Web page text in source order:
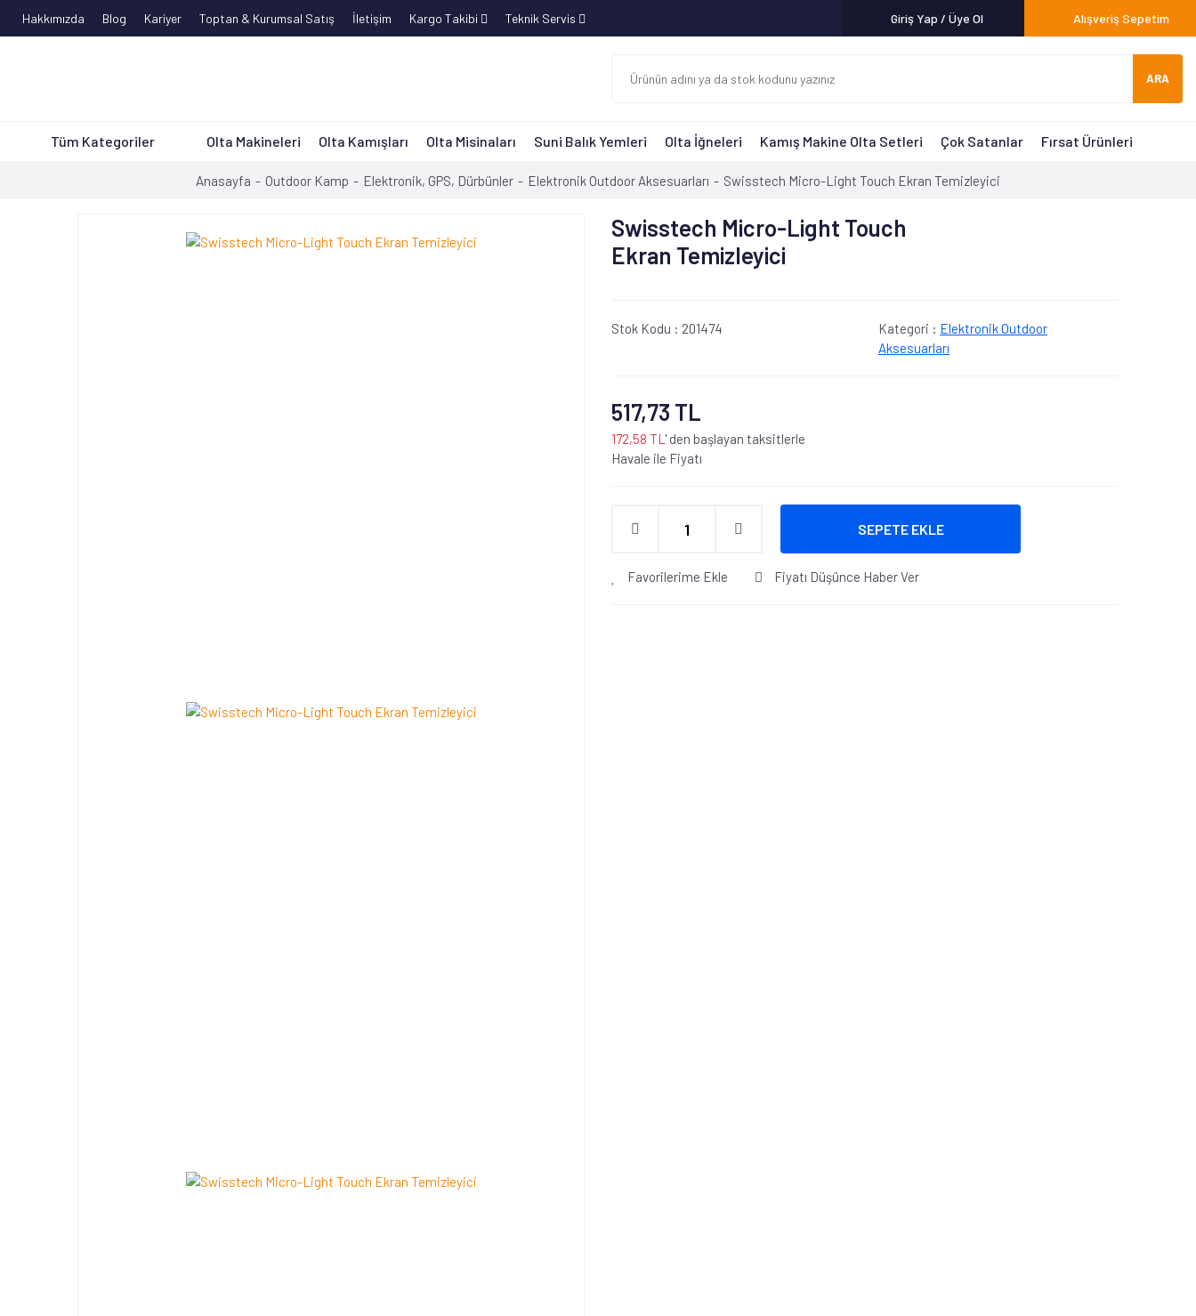
Hakkımızda Blog Kariyer Toptan & Kurumsal Satış İletişim Kargo Takibi Teknik Servis Giriş Yap / Üye Ol Alışveriş Sepetim
ARA
Tüm Kategoriler Olta Makineleri Olta Kamışları Olta Misinaları Suni Balık Yemleri Olta İğneleri Kamış Makine Olta Setleri Çok Satanlar Fırsat Ürünleri
Anasayfa Outdoor Kamp Elektronik, GPS, Dürbünler Elektronik Outdoor Aksesuarları Swisstech Micro-Light Touch Ekran Temizleyici
Swisstech Micro-Light Touch
Ekran Temizleyici
Stok Kodu : 201474 Kategori : Elektronik Outdoor
Aksesuarları
517,73 TL
172,58 TL ' den başlayan taksitlerle
Havale ile Fiyatı
SEPETE EKLE
Favorilerime Ekle Fiyatı Düşünce Haber Ver